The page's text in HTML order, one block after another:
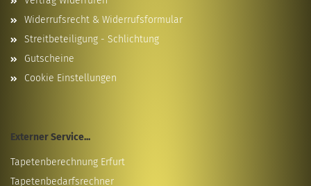
Widerrufsrecht & Widerrufsformular
Streitbeteiligung - Schlichtung
Gutscheine
Cookie Einstellungen
Externer Service...
Tapetenberechnung Erfurt
Tapetenbedarfsrechner